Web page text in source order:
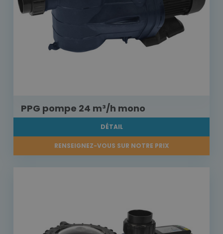
PPG pompe 24 m³/h mono
DÉTAIL
RENSEIGNEZ-VOUS SUR NOTRE PRIX